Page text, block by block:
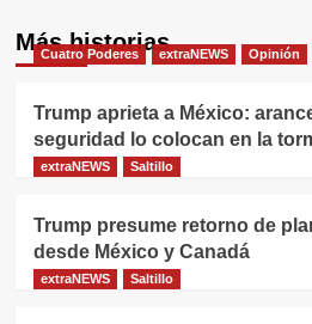
Más historias
Cuatro Poderes extraNEWS Opinión
Trump aprieta a México:
seguridad lo colocan en la
extraNEWS Saltillo
Trump presume retorno de
desde México y Canadá
extraNEWS Saltillo